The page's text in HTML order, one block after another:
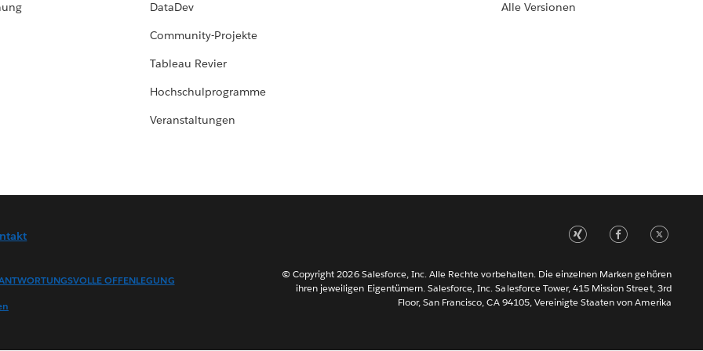
DataDev
Community-Projekte
Tableau Revier
Hochschulprogramme
Veranstaltungen
Alle Versionen
OFFENLEGUNG
© Copyright 2026 Salesforce, Inc. Alle Rechte vorbehalten. Die einzelnen Marken gehören
ihren jeweiligen Eigentümern. Salesforce, Inc. Salesforce Tower, 415 Mission Street, 3rd
Floor, San Francisco, CA 94105, Vereinigte Staaten von Amerika